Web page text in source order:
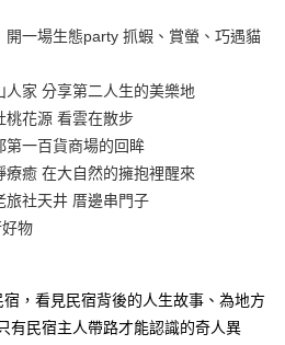
上)免運費
開一場生態party 抓蝦、賞螢、巧遇貓
家 分享第二人生的美樂地
桃花源 看雲在散步
第一百貨商場的回眸
癒 在大自然的擁抱裡醒來
旅社天井 厝邊串門子
物
，看見民宿背後的人生故事、為地方
有民宿主人帶路才能認識的奇人異